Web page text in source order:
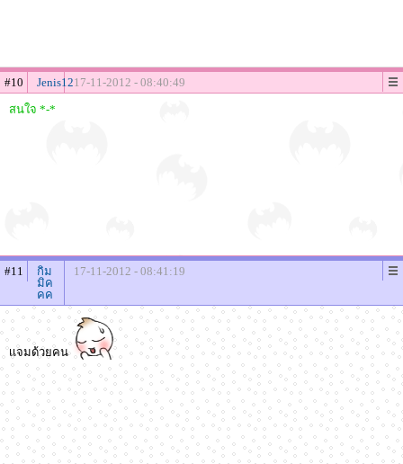
#10 Jenis1217-11-2012 - 08:40:49
สนใจ *-*
#11
กิม
มิค
คค
17-11-2012 - 08:41:19
เเจมด้วยคน